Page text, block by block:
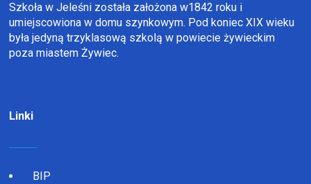
Szkoła w Jeleśni została założona w1842 roku i
umiejscowiona w domu szynkowym. Pod koniec XIX wieku
była jedyną trzyklasową szkolą w powiecie żywieckim
poza miastem Żywiec.
Linki
BIP